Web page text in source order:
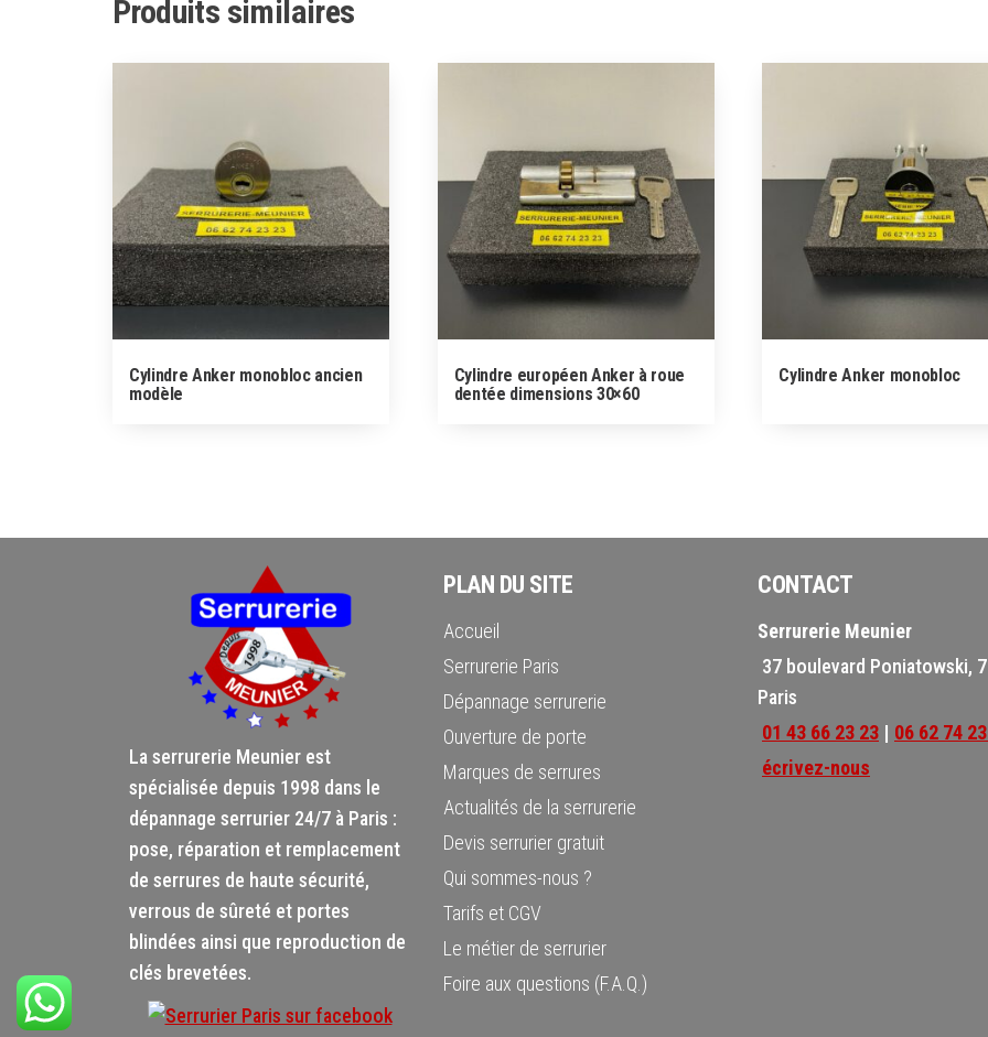
Produits similaires
Cylindre Anker monobloc ancien
modèle
Cylindre européen Anker à roue
dentée dimensions 30×60
Cylindre Anker monobloc
La serrurerie Meunier est
spécialisée depuis 1998 dans le
dépannage serrurier 24/7 à Paris :
pose, réparation et remplacement
de serrures de haute sécurité,
verrous de sûreté et portes
blindées ainsi que reproduction de
clés brevetées.
PLAN DU SITE
Accueil
Serrurerie Paris
Dépannage serrurerie
Ouverture de porte
Marques de serrures
Actualités de la serrurerie
Devis serrurier gratuit
Qui sommes-nous ?
Tarifs et CGV
Le métier de serrurier
Foire aux questions (F.A.Q.)
CONTACT
Serrurerie Meunier
37 boulevard Poniatowski,
Paris
01 43 66 23 23 | 06 62 74
écrivez-nous